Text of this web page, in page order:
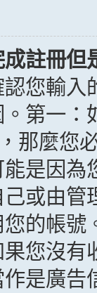
註冊但
您輸入
第一：
那麼您
能是因為
己或由
您的帳號
您沒有
是廣告